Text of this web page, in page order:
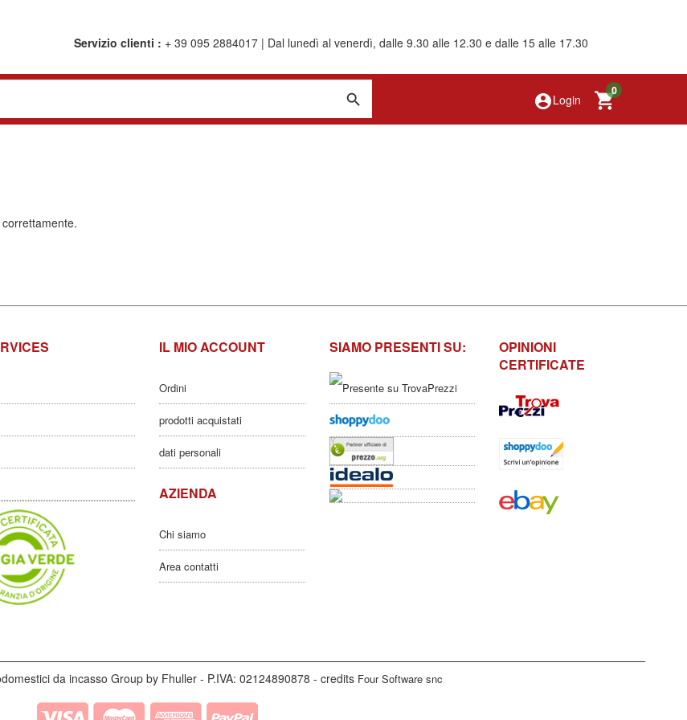
Servizio clienti : + 39 095 2884017 | Dal lunedì al venerdì, dalle 9.30 alle 12.30 e dalle 15 alle 17.30
0
account_circleLogin
IL MIO ACCOUNT
Ordini
prodotti acquistati
dati personali
AZIENDA
Chi siamo
Area contatti
SIAMO PRESENTI SU:
OPINIONI
CERTIFICATE
da incasso Group by Fhuller - P.IVA: 02124890878 - credits Four Software snc